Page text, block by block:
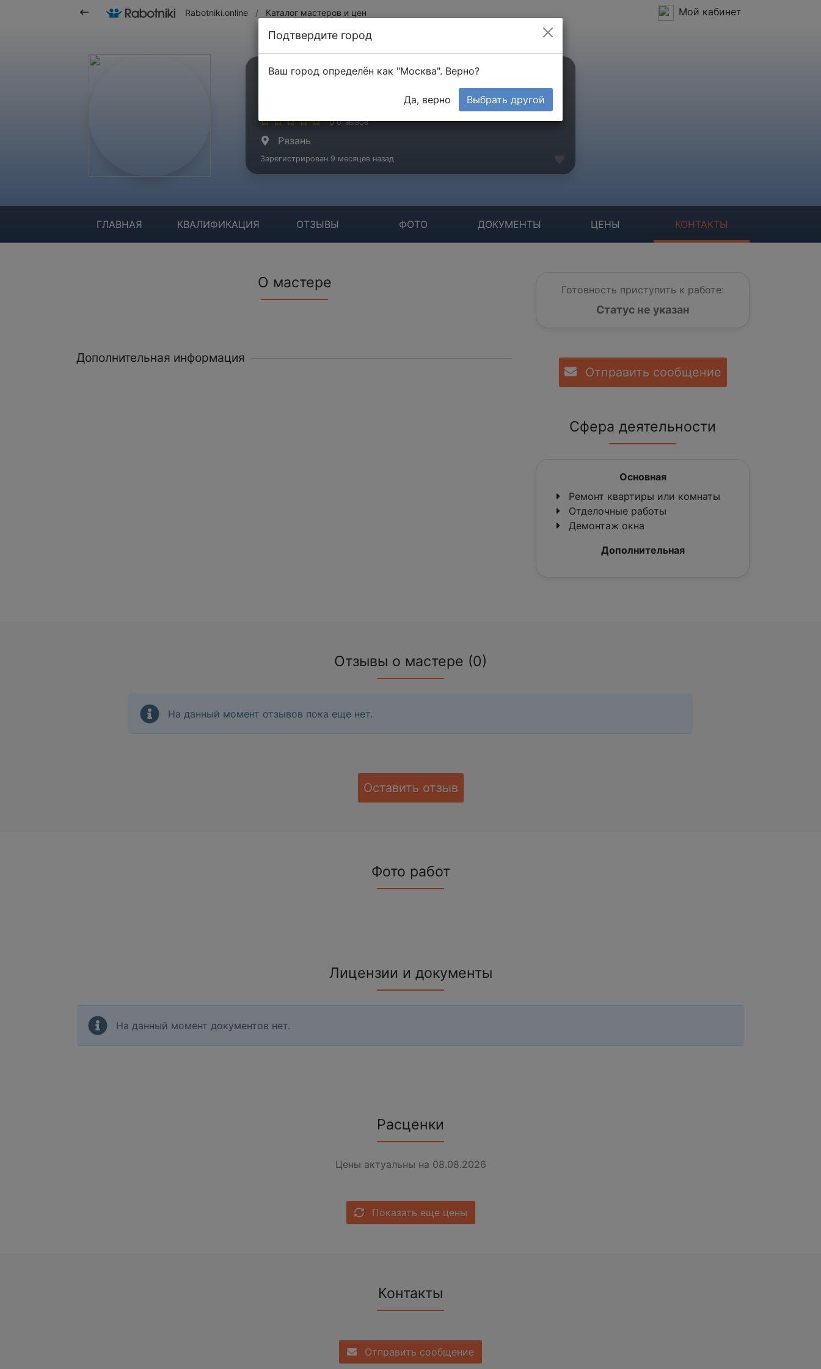
Rabotniki.online / Каталог мастеров и цен Мой кабинет
Данилов Евгений
0 отзывов
Рязань
Зарегистрирован 9 месяцев назад
ГЛАВНАЯ КВАЛИФИКАЦИЯ ОТЗЫВЫ ФОТО ДОКУМЕНТЫ ЦЕНЫ КОНТАКТЫ
О мастере
Дополнительная информация
Готовность приступить к работе:
Статус не указан
Отправить сообщение
Сфера деятельности
Основная
Ремонт квартиры или комнаты
Отделочные работы
Демонтаж окна
Дополнительная
Отзывы о мастере (0)
На данный момент отзывов пока еще нет.
Оставить отзыв
Фото работ
Лицензии и документы
На данный момент документов нет.
Расценки
Цены актуальны на 08.08.2026
Показать еще цены
Контакты
Отправить сообщение
Подтвердите город
Ваш город определён как "Москва". Верно?
Да, верно Выбрать другой